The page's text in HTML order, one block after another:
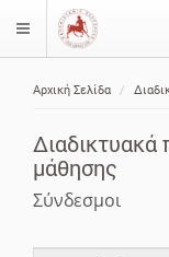
$langMenu
Αρχική Σελίδα
Διαδικτυακά
μάθησης
Σύνδεσμοι